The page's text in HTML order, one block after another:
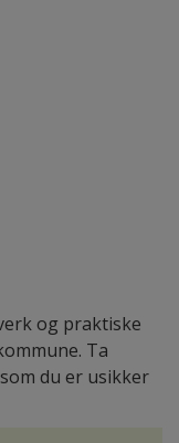
og praktiske
Ta
du er usikker